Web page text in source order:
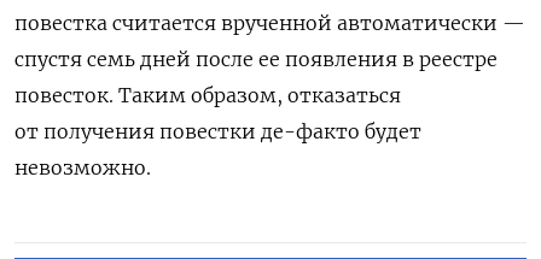
повестка считается врученной автоматически —
спустя семь дней после ее появления в реестре
повесток. Таким образом, отказаться
от получения повестки де-факто будет
невозможно.